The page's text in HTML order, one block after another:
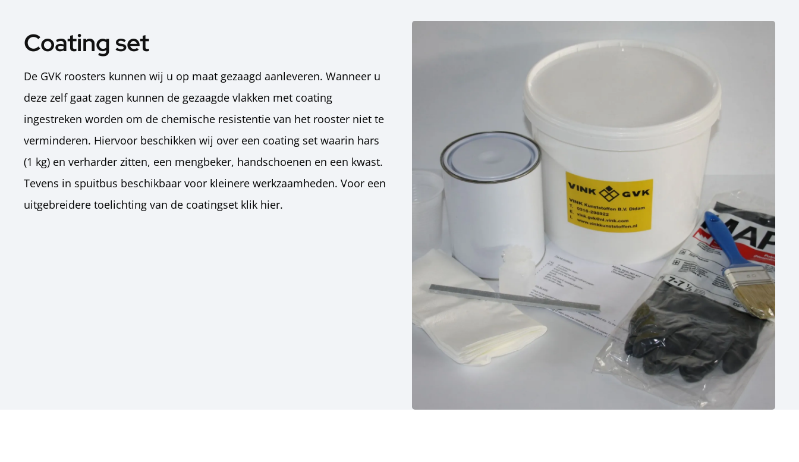
Coating set
De GVK roosters kunnen wij u op maat gezaagd aanleveren. Wanneer u
deze zelf gaat zagen kunnen de gezaagde vlakken met coating
ingestreken worden om de chemische resistentie van het rooster niet te
verminderen. Hiervoor beschikken wij over een coating set waarin hars
(1 kg) en verharder zitten, een mengbeker, handschoenen en een kwast.
Tevens in spuitbus beschikbaar voor kleinere werkzaamheden. Voor een
uitgebreidere toelichting van de coatingset klik hier.